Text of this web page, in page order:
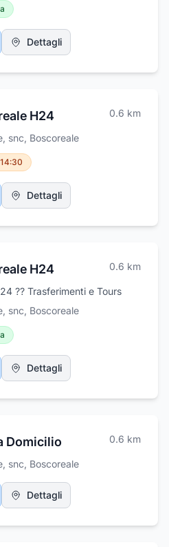
gustare in qualunque
Per una colazione
uno dei cornetti caldi o
e morbidi pasticcini.
per eventi e feste private. I
Dettagli
H24 0.6 km
snc, Boscoreale
Dettagli
H24 0.6 km
?? Trasferimenti e Tours
snc, Boscoreale
Dettagli
Domicilio 0.6 km
snc, Boscoreale
Dettagli